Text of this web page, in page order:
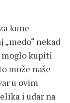
kune –
„medo“ nekad
moglo kupiti
može naše
u ovim
i udar na